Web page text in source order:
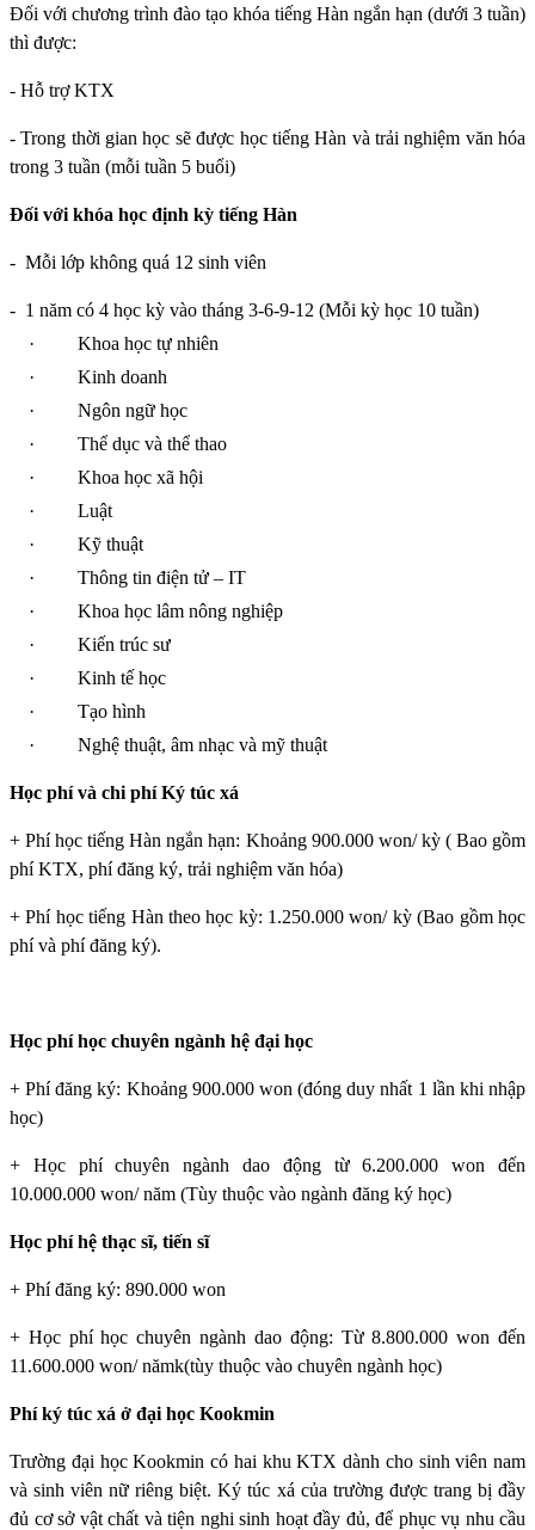
Đối với chương trình đào tạo khóa tiếng Hàn ngắn hạn (dưới 3 tuần)
thì được:
- Hỗ trợ KTX
- Trong thời gian học sẽ được học tiếng Hàn và trải nghiệm văn hóa
trong 3 tuần (mỗi tuần 5 buổi)
Đối với khóa học định kỳ tiếng Hàn
- Mỗi lớp không quá 12 sinh viên
- 1 năm có 4 học kỳ vào tháng 3-6-9-12 (Mỗi kỳ học 10 tuần)
·
Khoa học tự nhiên
·
Kinh doanh
·
Ngôn ngữ học
·
Thể dục và thể thao
·
Khoa học xã hội
·
Luật
·
Kỹ thuật
·
Thông tin điện tử – IT
·
Khoa học lâm nông nghiệp
·
Kiến trúc sư
·
Kinh tế học
·
Tạo hình
·
Nghệ thuật, âm nhạc và mỹ thuật
Học phí và chi phí Ký túc xá
+ Phí học tiếng Hàn ngắn hạn: Khoảng 900.000 won/ kỳ ( Bao gồm
phí KTX, phí đăng ký, trải nghiệm văn hóa)
+ Phí học tiếng Hàn theo học kỳ: 1.250.000 won/ kỳ (Bao gồm học
phí và phí đăng ký).
Học phí học chuyên ngành hệ đại học
+ Phí đăng ký: Khoảng 900.000 won (đóng duy nhất 1 lần khi nhập
học)
+ Học phí chuyên ngành dao động từ 6.200.000 won đến
10.000.000 won/ năm (Tùy thuộc vào ngành đăng ký học)
Học phí hệ thạc sĩ, tiến sĩ
+ Phí đăng ký: 890.000 won
+ Học phí học chuyên ngành dao động: Từ 8.800.000 won đến
11.600.000 won/ nămk(tùy thuộc vào chuyên ngành học)
Phí ký túc xá ở đại học Kookmin
Trường đại học Kookmin có hai khu KTX dành cho sinh viên nam
và sinh viên nữ riêng biệt. Ký túc xá của trường được trang bị đầy
đủ cơ sở vật chất và tiện nghi sinh hoạt đầy đủ, để phục vụ nhu cầu